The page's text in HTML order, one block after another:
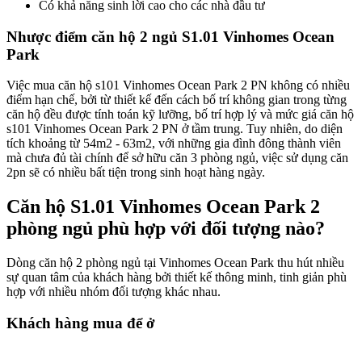
Có khả năng sinh lời cao cho các nhà đầu tư
Nhược điểm căn hộ 2 ngủ S1.01 Vinhomes Ocean
Park
Việc mua căn hộ s101 Vinhomes Ocean Park 2 PN không có nhiều
điểm hạn chế, bởi từ thiết kế đến cách bố trí không gian trong từng
căn hộ đều được tính toán kỹ lưỡng, bố trí hợp lý và mức giá căn hộ
s101 Vinhomes Ocean Park 2 PN ở tầm trung. Tuy nhiên, do diện
tích khoảng từ 54m2 - 63m2, với những gia đình đông thành viên
mà chưa đủ tài chính để sở hữu căn 3 phòng ngủ, việc sử dụng căn
2pn sẽ có nhiều bất tiện trong sinh hoạt hàng ngày.
Căn hộ S1.01 Vinhomes Ocean Park 2
phòng ngủ phù hợp với đối tượng nào?
Dòng căn hộ 2 phòng ngủ tại Vinhomes Ocean Park thu hút nhiều
sự quan tâm của khách hàng bởi thiết kế thông minh, tinh giản phù
hợp với nhiều nhóm đối tượng khác nhau.
Khách hàng mua để ở